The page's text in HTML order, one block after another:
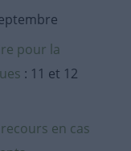
pour la
: 11 et 12
en cas